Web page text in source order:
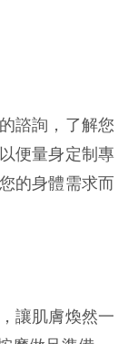
諮詢，了解您
便量身定制專
的身體需求而
讓肌膚煥然一